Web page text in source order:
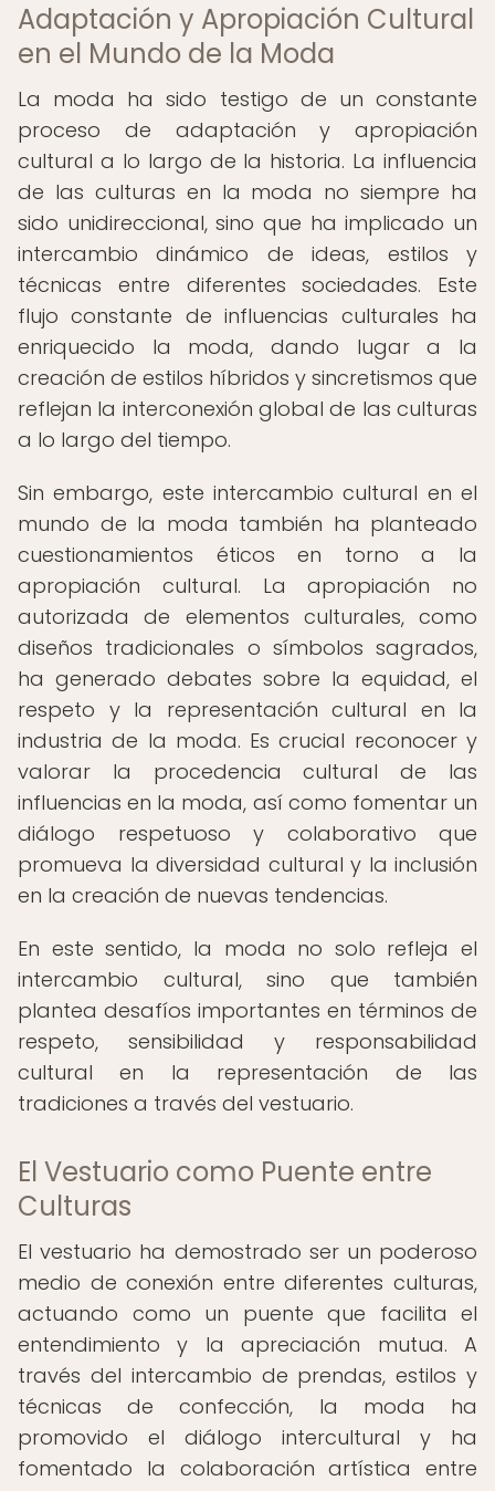
Adaptación y Apropiación Cultural
en el Mundo de la Moda
La moda ha sido testigo de un constante
proceso de adaptación y apropiación
cultural a lo largo de la historia. La influencia
de las culturas en la moda no siempre ha
sido unidireccional, sino que ha implicado un
intercambio dinámico de ideas, estilos y
técnicas entre diferentes sociedades. Este
flujo constante de influencias culturales ha
enriquecido la moda, dando lugar a la
creación de estilos híbridos y sincretismos que
reflejan la interconexión global de las culturas
a lo largo del tiempo.
Sin embargo, este intercambio cultural en el
mundo de la moda también ha planteado
cuestionamientos éticos en torno a la
apropiación cultural. La apropiación no
autorizada de elementos culturales, como
diseños tradicionales o símbolos sagrados,
ha generado debates sobre la equidad, el
respeto y la representación cultural en la
industria de la moda. Es crucial reconocer y
valorar la procedencia cultural de las
influencias en la moda, así como fomentar un
diálogo respetuoso y colaborativo que
promueva la diversidad cultural y la inclusión
en la creación de nuevas tendencias.
En este sentido, la moda no solo refleja el
intercambio cultural, sino que también
plantea desafíos importantes en términos de
respeto, sensibilidad y responsabilidad
cultural en la representación de las
tradiciones a través del vestuario.
El Vestuario como Puente entre
Culturas
El vestuario ha demostrado ser un poderoso
medio de conexión entre diferentes culturas,
actuando como un puente que facilita el
entendimiento y la apreciación mutua. A
través del intercambio de prendas, estilos y
técnicas de confección, la moda ha
promovido el diálogo intercultural y ha
fomentado la colaboración artística entre